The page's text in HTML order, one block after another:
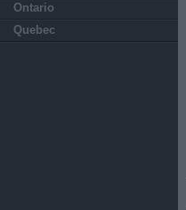
Ontario
Quebec